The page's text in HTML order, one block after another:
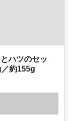
ハツのセッ
約155g